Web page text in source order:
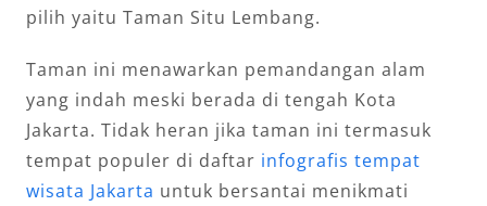
pilih yaitu Taman Situ Lembang.
Taman ini menawarkan pemandangan alam
yang indah meski berada di tengah Kota
Jakarta. Tidak heran jika taman ini termasuk
tempat populer di daftar infografis tempat
wisata Jakarta untuk bersantai menikmati